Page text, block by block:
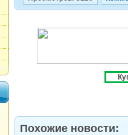
Похожие новости: